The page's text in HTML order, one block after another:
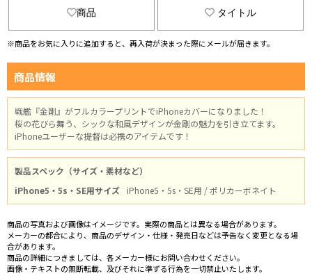
商品 タイトル
※商品をお気に入りに追加すると、再入荷が決まった際にメールが届きます。
商品情報
戦艦『金剛』がフルカラープリントでiPhoneカバーになりました！
桜の花びら舞う、シックな和風デザインが金剛の魅力を引き立てます。
iPhoneユーザーな提督は必携のアイテムです！
製品スペック（サイズ・素材など）
iPhone5・5s・SE用サイズ
iPhone5・5s・SE用 / ポリカーボネイト
商品の写真および画像はイメージです。実際の商品とは異なる場合があります。
メーカーの都合により、商品のデザイン・仕様・発売日などは予告なく変更となる場
合があります。
商品の詳細につきましては、各メーカー様にお問い合わせください。
画像・テキストの無断転載、及びそれに準ずる行為を一切禁止いたします。